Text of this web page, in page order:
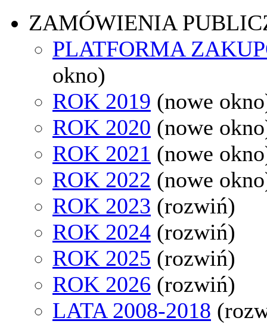
ZAMÓWIENIA
PLATFORMA
okno)
ROK 2019 (nowe
ROK 2020 (nowe
ROK 2021 (nowe
ROK 2022 (nowe
ROK 2023 (rozwiń)
ROK 2024 (rozwiń)
ROK 2025 (rozwiń)
ROK 2026 (rozwiń)
LATA 2008-2018